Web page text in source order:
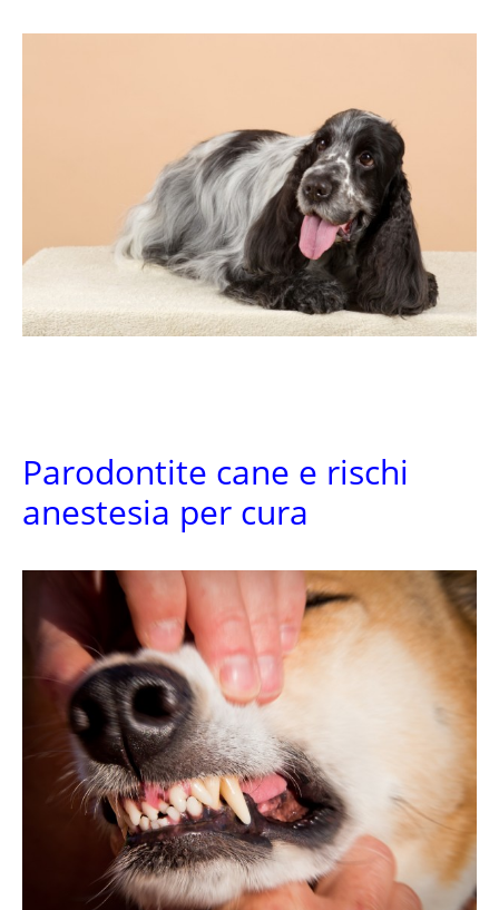
Parodontite cane e rischi
anestesia per cura